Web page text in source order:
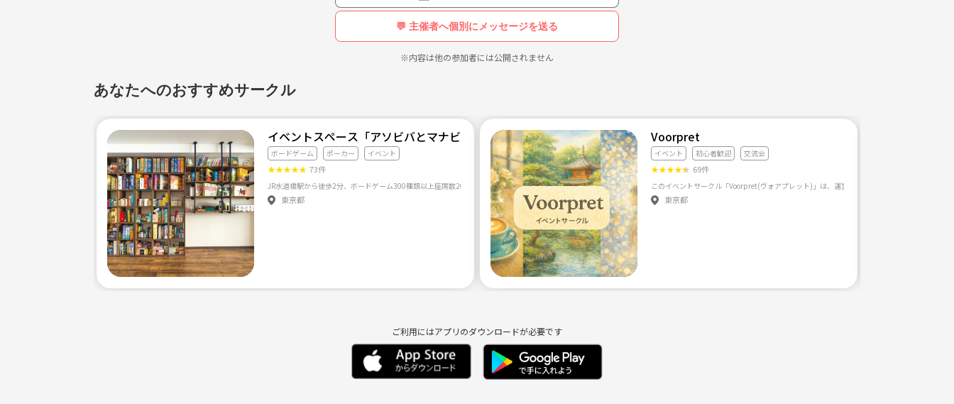
💬 主催者へ個別にメッセージを送る
※内容は他の参加者には公開されません
あなたへのおすすめサークル
イベントスペース「アソビバとマナビバ」
ボードゲーム ポーカー イベント
★★★★★ 73件
JR水道橋駅から徒歩2分、ボードゲーム300種類以上座席数20席以上の24時間稼働のフリースペースになります。そちらのスペースを使い、 ポーカー会、ボードゲーム会、 各種交流会、勉強会、 グルメ会など定期
東京都
Voorpret
イベント 初心者歓迎 交流会
★★★★★ 69件
東京都
ご利用にはアプリのダウンロードが必要です